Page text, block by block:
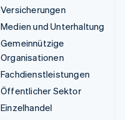
Versicherungen
Medien und Unterhaltung
Gemeinnützige
Organisationen
Fachdienstleistungen
Öffentlicher Sektor
Einzelhandel